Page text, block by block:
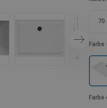
70
Farbe